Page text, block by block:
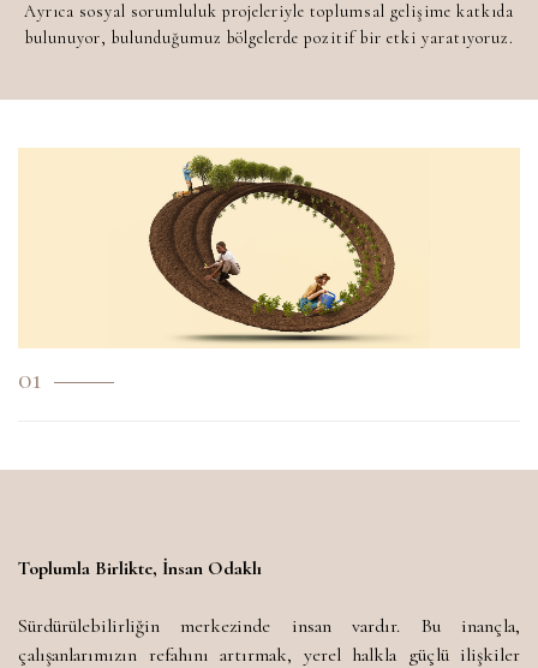
Ayrıca sosyal sorumluluk projeleriyle toplumsal gelişime katkıda
bulunuyor, bulunduğumuz bölgelerde pozitif bir etki yaratıyoruz.
01
Toplumla Birlikte, İnsan Odaklı
Sürdürülebilirliğin merkezinde insan vardır. Bu inançla,
çalışanlarımızın refahını artırmak, yerel halkla güçlü ilişkiler